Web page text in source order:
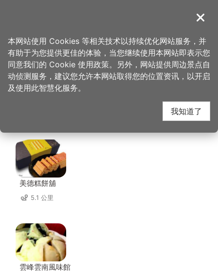
導覽
首页 > 想去的地方 > 美食、购物 > 永芯茶档 茶餐厅
永芯茶档 茶餐厅 周边
店家
美德糕餅舖
5.1 公里
雲峰雲南風味館
关闭
本网站使用 Cookies 等相关技术以持续优化网站服务，并
有助于为您提供更佳的体验，当您继续使用本网站即表示您
同意我们的 Cookie 使用政策。另外，网站提供周边景点自
动侦测服务，建议您允许本网站取得您的位置资讯，以开启
及使用此智慧化服务。
我知道了